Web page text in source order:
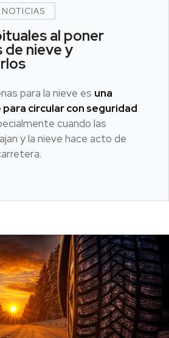
NOTICIAS
al poner
de nieve y
para la nieve es una
circular con seguridad
cuando las
y la nieve hace acto de